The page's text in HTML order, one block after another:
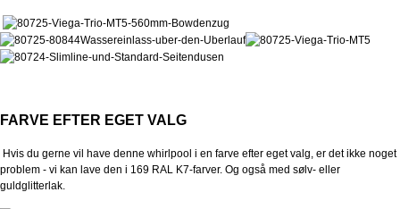
FARVE EFTER EGET VALG
Hvis du gerne vil have denne whirlpool i en farve efter eget valg, er det ikke noget
problem - vi kan lave den i 169 RAL K7-farver. Og også med sølv- eller
guldglitterlak.